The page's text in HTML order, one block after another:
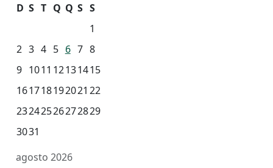
agosto 2026
D S T Q Q S S
1
2 3 4 5 6 7 8
9 1011 12131415
161718192021 22
23242526272829
3031